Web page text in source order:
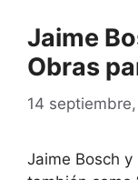
Jaime
Obras
14 septiembre,
Jaime Bosch